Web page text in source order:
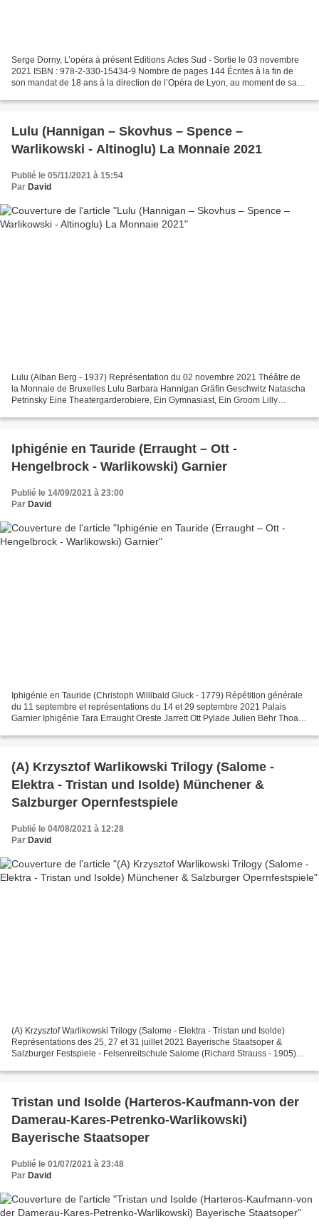
Serge Dorny, L’opéra à présent Editions Actes Sud - Sortie le 03 novembre
2021 ISBN : 978-2-330-15434-9 Nombre de pages 144 Écrites à la fin de
son mandat de 18 ans à la direction de l’Opéra de Lyon, au moment de sa
Lulu (Hannigan – Skovhus – Spence –
Warlikowski - Altinoglu) La Monnaie 2021
Publié le 05/11/2021 à 15:54
Par David
Lulu (Alban Berg - 1937) Représentation du 02 novembre 2021 Théâtre de
la Monnaie de Bruxelles Lulu Barbara Hannigan Gräfin Geschwitz Natascha
Petrinsky Eine Theatergarderobiere, Ein Gymnasiast, Ein Groom Lilly
Iphigénie en Tauride (Erraught – Ott -
Hengelbrock - Warlikowski) Garnier
Publié le 14/09/2021 à 23:00
Par David
Iphigénie en Tauride (Christoph Willibald Gluck - 1779) Répétition générale
du 11 septembre et représentations du 14 et 29 septembre 2021 Palais
Garnier Iphigénie Tara Erraught Oreste Jarrett Ott Pylade Julien Behr Thoas
(A) Krzysztof Warlikowski Trilogy (Salome -
Elektra - Tristan und Isolde) Münchener &
Salzburger Opernfestspiele
Publié le 04/08/2021 à 12:28
Par David
(A) Krzysztof Warlikowski Trilogy (Salome - Elektra - Tristan und Isolde)
Représentations des 25, 27 et 31 juillet 2021 Bayerische Staatsoper &
Salzburger Festspiele - Felsenreitschule Salome (Richard Strauss - 1905)
Tristan und Isolde (Harteros-Kaufmann-von der
Damerau-Kares-Petrenko-Warlikowski)
Bayerische Staatsoper
Publié le 01/07/2021 à 23:48
Par David